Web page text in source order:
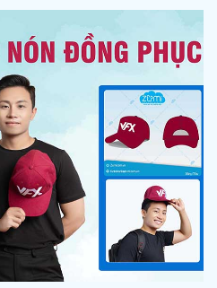
Do đó, mọi người có thể tham
mẫu áo thun đồng phục tại
Uniform.